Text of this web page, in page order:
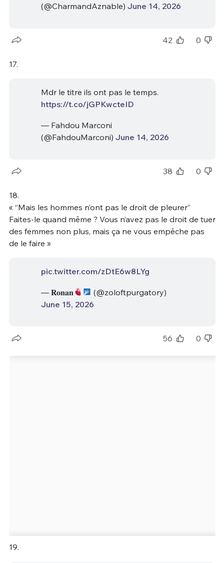
(@CharmandAznable) June 14, 2026
42 0
17.
Mdr le titre ils ont pas le temps.
https://t.co/jGPKwcteID
— Fahdou Marconi
(@FahdouMarconi) June 14, 2026
38 0
18.
« “Mais les hommes n’ont pas le droit de pleurer”
Faites-le quand même ? Vous n’avez pas le droit de tuer
des femmes non plus, mais ça ne vous empêche pas
de le faire »
pic.twitter.com/zDtE6w8LYg
— 𝐑𝐨𝐧𝐚𝐧
(@zoloftpurgatory)
June 15, 2026
56 0
19.